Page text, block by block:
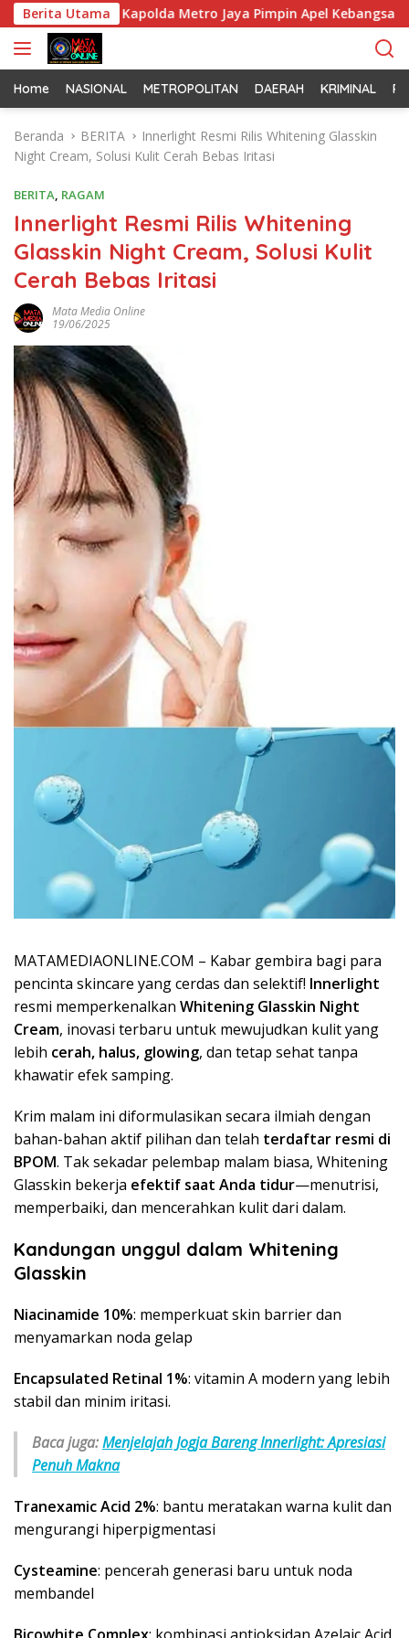
a
g
u
Berita Utama
dan Kapolda Metro Jaya Pimpin Apel Kebangsaan
Home NASIONAL METROPOLITAN DAERAH KRIMINAL
Beranda BERITA
Innerlight Resmi Rilis Whitening Glasskin
Night Cream, Solusi Kulit Cerah Bebas Iritasi
BERITA, RAGAM
Innerlight Resmi Rilis Whitening
Glasskin Night Cream, Solusi Kulit
Cerah Bebas Iritasi
Mata Media Online
19/06/2025
MATAMEDIAONLINE.COM – Kabar gembira bagi para
pencinta skincare yang cerdas dan selektif! Innerlight
resmi memperkenalkan Whitening Glasskin Night
Cream, inovasi terbaru untuk mewujudkan kulit yang
lebih cerah, halus, glowing, dan tetap sehat tanpa
khawatir efek samping.
Krim malam ini diformulasikan secara ilmiah dengan
bahan-bahan aktif pilihan dan telah terdaftar resmi di
BPOM. Tak sekadar pelembap malam biasa, Whitening
Glasskin bekerja efektif saat Anda tidur—menutrisi,
memperbaiki, dan mencerahkan kulit dari dalam.
Kandungan unggul dalam Whitening
Glasskin
Niacinamide 10%: memperkuat skin barrier dan
menyamarkan noda gelap
Encapsulated Retinal 1%: vitamin A modern yang lebih
stabil dan minim iritasi.
Baca juga:Menjelajah Jogja Bareng Innerlight: Apresiasi
Penuh Makna
Tranexamic Acid 2%: bantu meratakan warna kulit dan
mengurangi hiperpigmentasi
Cysteamine: pencerah generasi baru untuk noda
membandel
Bicowhite Complex: kombinasi antioksidan Azelaic Acid,